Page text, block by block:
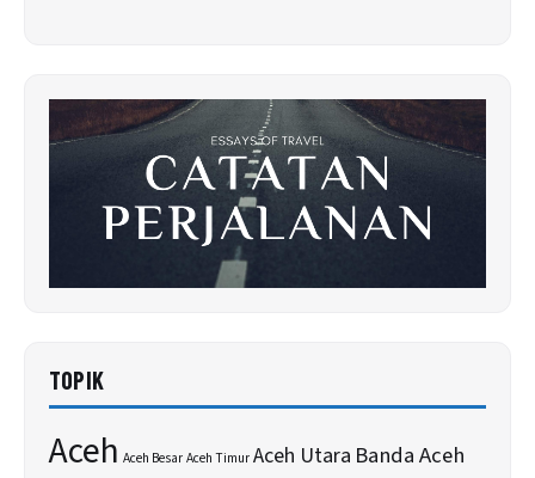
TOPIK
Aceh Aceh BesarAceh TimurAceh Utara Banda Aceh